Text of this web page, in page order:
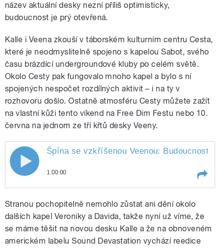
název aktuální desky nezní příliš optimisticky,
budoucnost je prý otevřená.
Kalle i Veena zkouší v táborském kulturním centru Cesta,
které je neodmyslitelně spojeno s kapelou Sabot, svého
času brázdící undergroundové kluby po celém světě.
Okolo Cesty pak fungovalo mnoho kapel a bylo s ní
spojených nespočet rozdílných aktivit – i na ty v
rozhovoru došlo. Ostatně atmosféru Cesty můžete zažít
na vlastní kůži tento víkend na Free Dim Festu nebo 10.
června na jednom ze tří křtů desky Veeny.
Špína se vzkříšenou Veenou:
Budoucnost je otevřená
Špína se vzkříšenou Veenou: Budoucnost
1:00:00
Budoucnost
otevřená
Stranou pochopitelně nemohlo zůstat ani dění okolo
dalších kapel Veroniky a Davida, takže nyní už víme, že
se máme těšit na novou desku Kalle a že na obnoveném
americkém labelu Sound Devastation vychází reedice